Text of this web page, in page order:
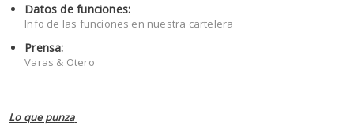
Datos de funciones:
Info de las funciones en nuestra cartelera
Prensa:
Varas & Otero
Lo que punza